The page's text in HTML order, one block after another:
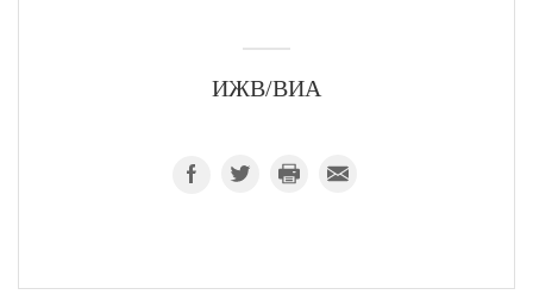
ИЖВ/ВИА